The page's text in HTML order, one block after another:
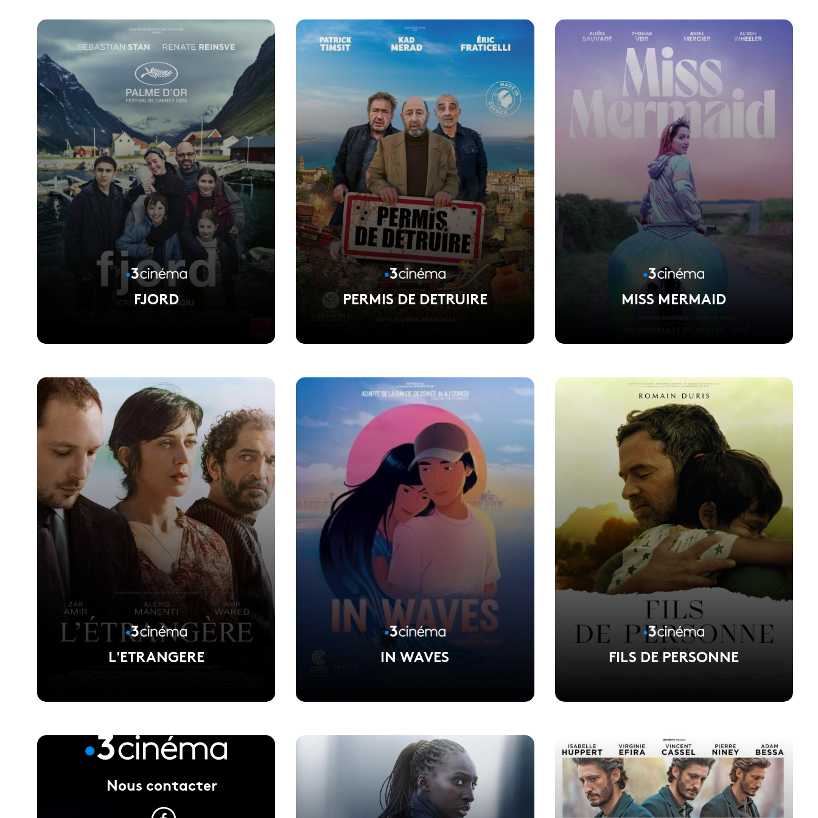
FJORD
PALME D'OR du FESTIVAL DE CANNES 2026 -
Réalisé par Cristian Mungiu
Voir la fiche du film
PERMIS DE DETRUIRE
Réalisé par Eric Fraticelli
Voir la fiche du film
MISS MERMAID
Réalisé par Pauline Brunner et Marion Verlé
Voir la fiche du film
L'ETRANGERE
Réalisé par Gaya jiji
Voir la fiche du film
IN WAVES
Réalisé par Phuong Mai Nguyen
Voir la fiche du film
FILS DE PERSONNE
Réalisé par Safy Nebbou
Voir la fiche du film
Nous contacter